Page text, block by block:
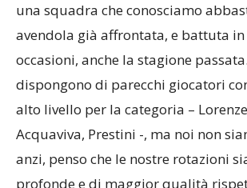
una squadra che conosciamo
avendola già affrontata, e battuta
occasioni, anche la stagione
dispongono di parecchi giocatori
alto livello per la categoria –
Acquaviva, Prestini -, ma noi non
anzi, penso che le nostre rotazioni
profonde e di maggior qualità